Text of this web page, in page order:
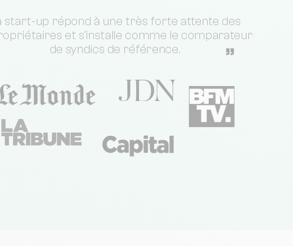
start-up répond à une très forte attente des
et s'installe comme le comparateur
de syndics de référence.
”